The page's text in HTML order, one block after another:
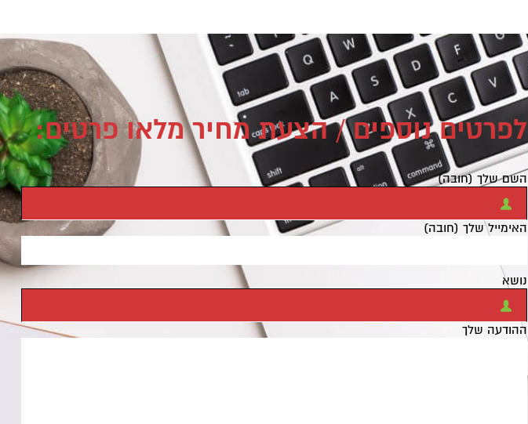
לפרטים נוספים / הצעת מחיר מלאו פרטים:
השם שלך (חובה)
האימייל שלך (חובה)
נושא
ההודעה שלך